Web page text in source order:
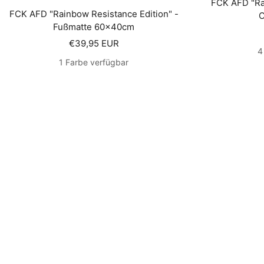
FCK AFD "Rainbow Resistance Edition" -
Fußmatte 60x40cm
Angebotspreis
€39,95 EUR
1 Farbe verfügbar
FCK AFD
4